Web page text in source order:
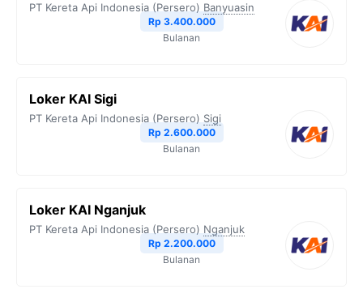
PT Kereta Api Indonesia (Persero) Banyuasin
Rp 3.400.000
Bulanan
Loker KAI Sigi
PT Kereta Api Indonesia (Persero) Sigi
Rp 2.600.000
Bulanan
Loker KAI Nganjuk
PT Kereta Api Indonesia (Persero) Nganjuk
Rp 2.200.000
Bulanan